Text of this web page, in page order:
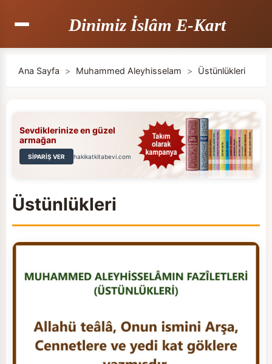
Dinimiz İslâm E-Kart
Ana Sayfa > Muhammed Aleyhisselam > Üstünlükleri
Sevdiklerinize en güzel
armağan
SİPARİŞ VER hakikatkitabevi.com
Üstünlükleri